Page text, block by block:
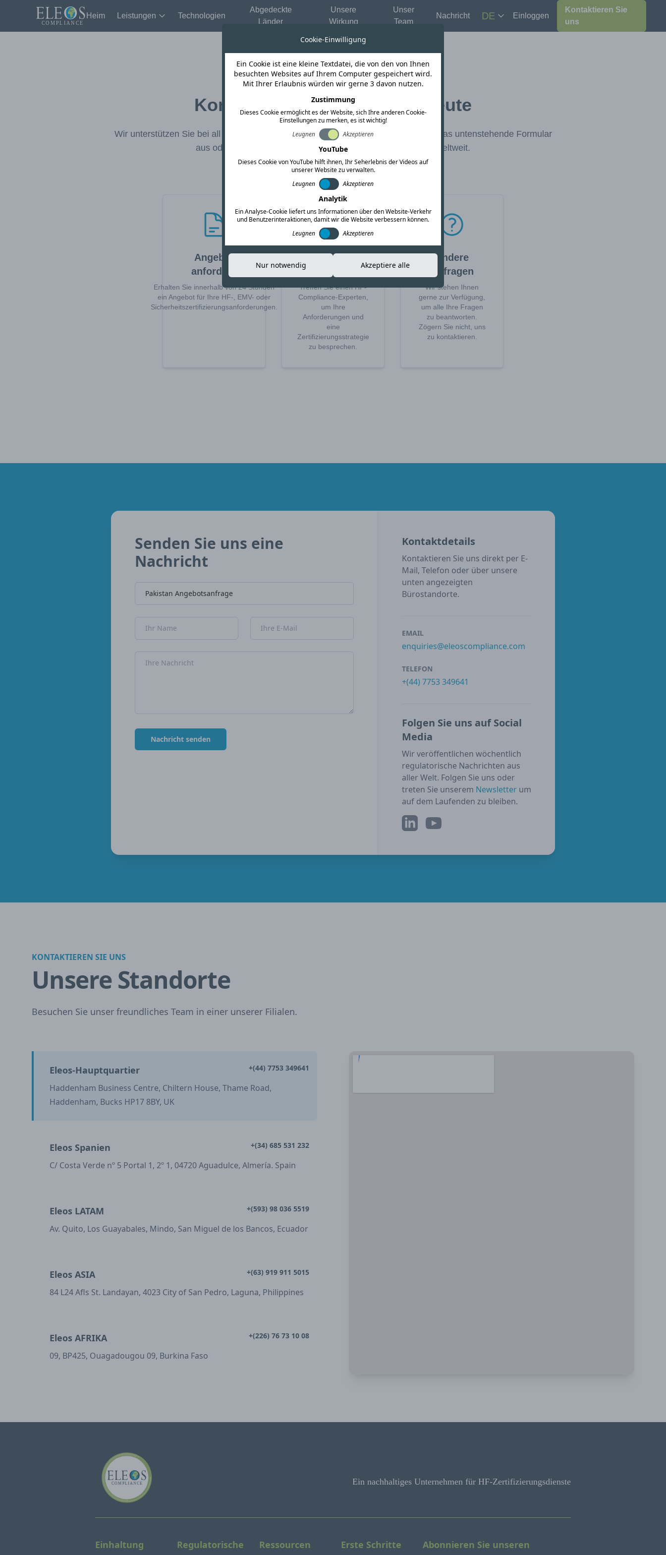
Heim Leistungen Technologien
Abgedeckte
Länder
Unsere
Wirkung
Unser
Team
Nachricht DE Einloggen
Kontaktieren Sie
uns
FORDERN SIE EIN ANGEBOT AN
Kontaktieren Sie uns noch heute
Wir unterstützen Sie bei all Ihren globalen Compliance-Anforderungen. Füllen Sie das untenstehende Formular
aus oder wenden Sie sich direkt an unsere Niederlassungen weltweit.
Angebot
anfordern
Erhalten Sie innerhalb von 24 Stunden
ein Angebot für Ihre HF-, EMV- oder
Sicherheitszertifizierungsanforderungen.
Anruf
vereinbaren
Treffen Sie einen HF-
Compliance-Experten,
um Ihre
Anforderungen und
eine
Zertifizierungsstrategie
zu besprechen.
Andere
Abfragen
Wir stehen Ihnen
gerne zur Verfügung,
um alle Ihre Fragen
zu beantworten.
Zögern Sie nicht, uns
zu kontaktieren.
Senden Sie uns eine
Nachricht
Nachricht senden
Kontaktdetails
Kontaktieren Sie uns direkt per E-
Mail, Telefon oder über unsere
unten angezeigten
Bürostandorte.
EMAIL
enquiries@eleoscompliance.com
TELEFON
+(44) 7753 349641
Folgen Sie uns auf Social
Media
Wir veröffentlichen wöchentlich
regulatorische Nachrichten aus
aller Welt. Folgen Sie uns oder
treten Sie unserem Newsletterum
auf dem Laufenden zu bleiben.
LinkedInYouTube
KONTAKTIEREN SIE UNS
Unsere Standorte
Besuchen Sie unser freundliches Team in einer unserer Filialen.
Eleos-Hauptquartier +(44) 7753 349641
Haddenham Business Centre, Chiltern House, Thame Road,
Haddenham, Bucks HP17 8BY, UK
Eleos Spanien +(34) 685 531 232
C/ Costa Verde nº 5 Portal 1, 2º 1, 04720 Aguadulce, Almería. Spain
Eleos LATAM +(593) 98 036 5519
Av. Quito, Los Guayabales, Mindo, San Miguel de los Bancos, Ecuador
Eleos ASIA +(63) 919 911 5015
84 L24 Afls St. Landayan, 4023 City of San Pedro, Laguna, Philippines
Eleos AFRIKA +(226) 76 73 10 08
09, BP425, Ouagadougou 09, Burkina Faso
Ein nachhaltiges Unternehmen für HF-Zertifizierungsdienste
Einhaltung Regulatorische Ressourcen Erste Schritte
Abonnieren Sie unseren
Cookie-Einwilligung
Ein Cookie ist eine kleine Textdatei, die von den von Ihnen
besuchten Websites auf Ihrem Computer gespeichert wird.
Mit Ihrer Erlaubnis würden wir gerne 3 davon nutzen.
Zustimmung
Dieses Cookie ermöglicht es der Website, sich Ihre anderen Cookie-
Einstellungen zu merken, es ist wichtig!
Leugnen
Akzeptieren
YouTube
Dieses Cookie von YouTube hilft ihnen, Ihr Seherlebnis der Videos auf
unserer Website zu verwalten.
Leugnen
Akzeptieren
Analytik
Ein Analyse-Cookie liefert uns Informationen über den Website-Verkehr
und Benutzerinteraktionen, damit wir die Website verbessern können.
Leugnen
Akzeptieren
Nur notwendig Akzeptiere alle